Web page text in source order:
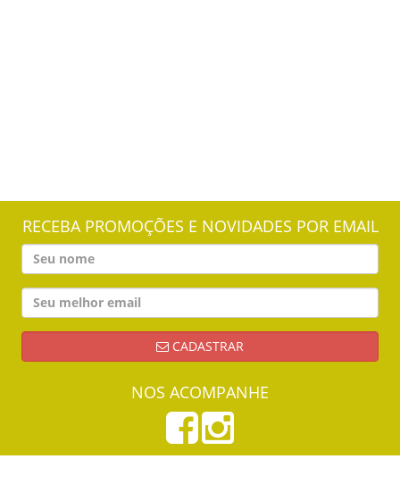
RECEBA PROMOÇÕES E NOVIDADES POR EMAIL
CADASTRAR
NOS ACOMPANHE